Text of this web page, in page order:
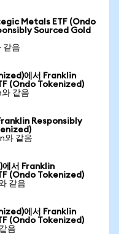
Metals ETF (Ondo
Sourced Gold
같음
에서 Franklin
(Ondo Tokenized)
같음
Responsibly
와 같음
서 Franklin
(Ondo Tokenized)
같음
에서 Franklin
(Ondo Tokenized)
음